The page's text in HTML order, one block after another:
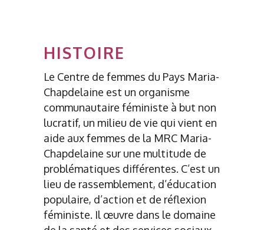
HISTOIRE
Le Centre de femmes du Pays Maria-
Chapdelaine est un organisme
communautaire féministe à but non
lucratif, un milieu de vie qui vient en
aide aux femmes de la MRC Maria-
Chapdelaine sur une multitude de
problématiques différentes. C’est un
lieu de rassemblement, d’éducation
populaire, d’action et de réflexion
féministe. Il œuvre dans le domaine